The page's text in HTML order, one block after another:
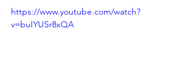
https://www.youtube.com/watch?
v=buIYUSr8xQA